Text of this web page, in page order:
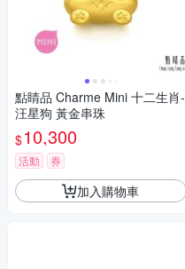
點睛品 Charme Mini 十二生肖-
汪星狗 黃金串珠
$10,300
活動 券
加入購物車